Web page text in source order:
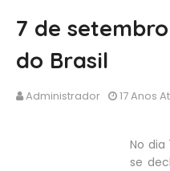
7 de
do Brasil
Administrador 17 Anos
No dia
se